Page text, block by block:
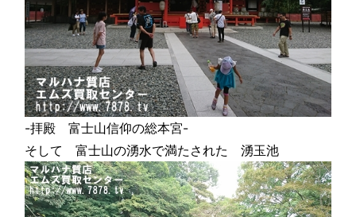
-拝殿 富士山信仰の総本宮-
そして 富士山の湧水で満たされた 湧玉池